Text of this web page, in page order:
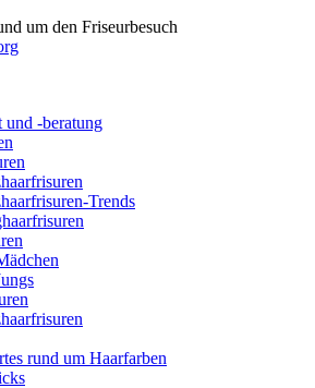
um den Friseurbesuch
und -beratung
Trends
rund um Haarfarben